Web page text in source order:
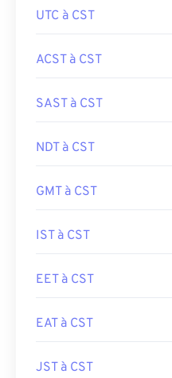
UTC à CST
ACST à CST
SAST à CST
NDT à CST
GMT à CST
IST à CST
EET à CST
EAT à CST
JST à CST